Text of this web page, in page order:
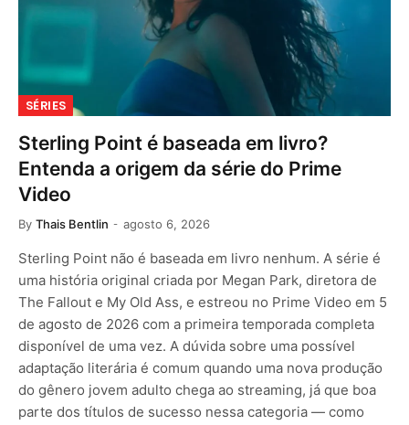
SÉRIES
Sterling Point é baseada em livro?
Entenda a origem da série do Prime
Video
By Thais Bentlin agosto 6, 2026
Sterling Point não é baseada em livro nenhum. A série é
uma história original criada por Megan Park, diretora de
The Fallout e My Old Ass, e estreou no Prime Video em 5
de agosto de 2026 com a primeira temporada completa
disponível de uma vez. A dúvida sobre uma possível
adaptação literária é comum quando uma nova produção
do gênero jovem adulto chega ao streaming, já que boa
parte dos títulos de sucesso nessa categoria — como